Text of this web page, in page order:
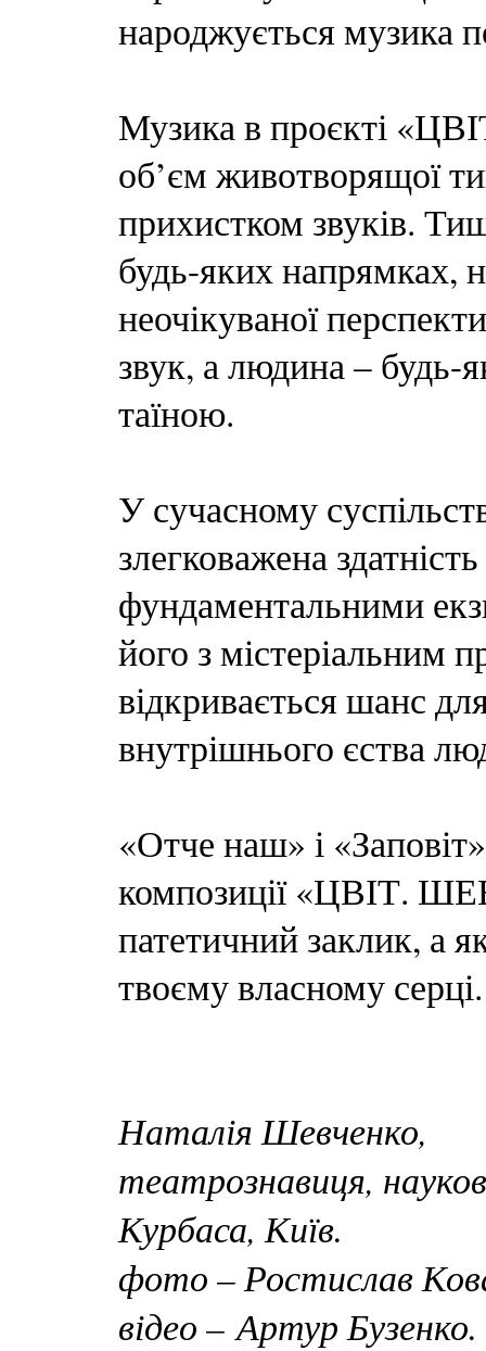
народжується музика
Музика в проєкті
об’єм животворящої
прихистком звуків.
будь-яких напрямках,
неочікуваної
звук, а людина – будь-
таїною.
У сучасному
злегковажена
фундаментальними
його з містеріальним
відкривається шанс
внутрішнього єства
«Отче наш» і
композиції «ЦВІТ.
патетичний заклик, а
твоєму власному серці.
Наталія Шевченко,
театрознавиця,
Курбаса, Київ.
фото – Ростислав
відео – Артур Бузенко.